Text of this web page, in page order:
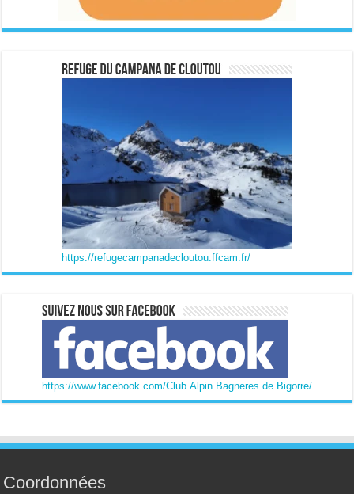
https://refugecampanadecloutou.ffcam.fr/
https://www.facebook.com/Club.Alpin.Bagneres.de.Bigorre/
Coordonnées